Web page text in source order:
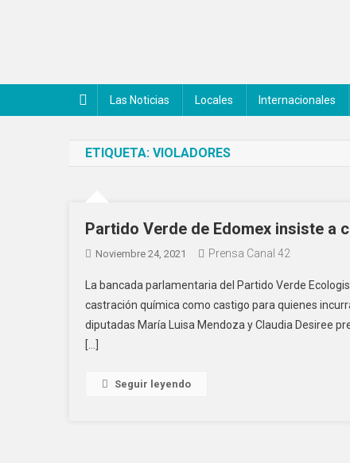
Las Noticias Locales Internacionales
ETIQUETA: VIOLADORES
Partido Verde de Edomex insiste a
Noviembre 24, 2021 Prensa Canal 42
La bancada parlamentaria del Partido Verde
castración química como castigo para quienes
diputadas María Luisa Mendoza y Claudia Desiree
[…]
Seguir leyendo